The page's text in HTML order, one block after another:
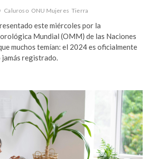
Caluroso ONU Mujeres Tierra
este miércoles por la
Mundial (OMM) de las Naciones
muchos temían: el 2024 es oficialmente
jamás registrado.